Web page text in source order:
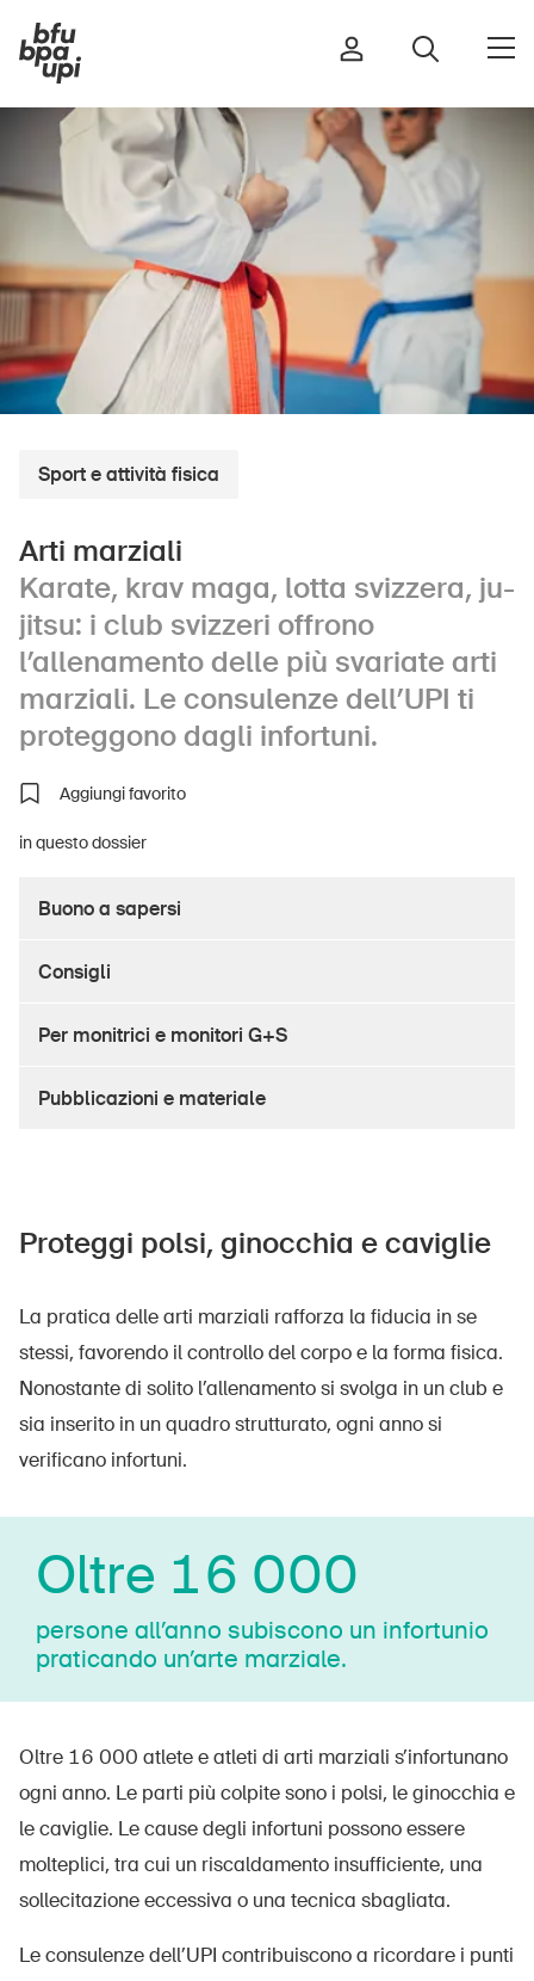
Strada e traffico
Sport e attività fisica
Casa e giardino
Edifici e impianti
Bambini
Scuola
UPI – chi siamo
Politica
Corsi ed eventi
in questo dossier
Buono a sapersi
Consigli
Per monitrici e monitori G+S
Pubblicazioni e materiale
Sport e attività fisica
Arti marziali
Karate, krav maga, lotta svizzera, ju-
jitsu: i club svizzeri offrono
l’allenamento delle più svariate arti
marziali. Le consulenze dell’UPI ti
proteggono dagli infortuni.
Aggiungi favorito
Proteggi polsi, ginocchia e caviglie
La pratica delle arti marziali rafforza la fiducia in se
stessi, favorendo il controllo del corpo e la forma fisica.
Nonostante di solito l’allenamento si svolga in un club e
sia inserito in un quadro strutturato, ogni anno si
verificano infortuni.
Oltre 16 000
persone all’anno subiscono un infortunio
praticando un’arte marziale.
Oltre 16 000 atlete e atleti di arti marziali s’infortunano
ogni anno. Le parti più colpite sono i polsi, le ginocchia e
le caviglie. Le cause degli infortuni possono essere
molteplici, tra cui un riscaldamento insufficiente, una
sollecitazione eccessiva o una tecnica sbagliata.
Le consulenze dell’UPI contribuiscono a ricordare i punti